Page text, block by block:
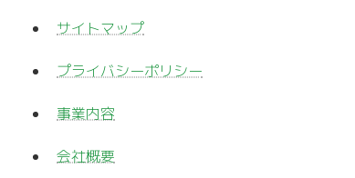
サイトマップ
プライバシーポリシー
事業内容
会社概要